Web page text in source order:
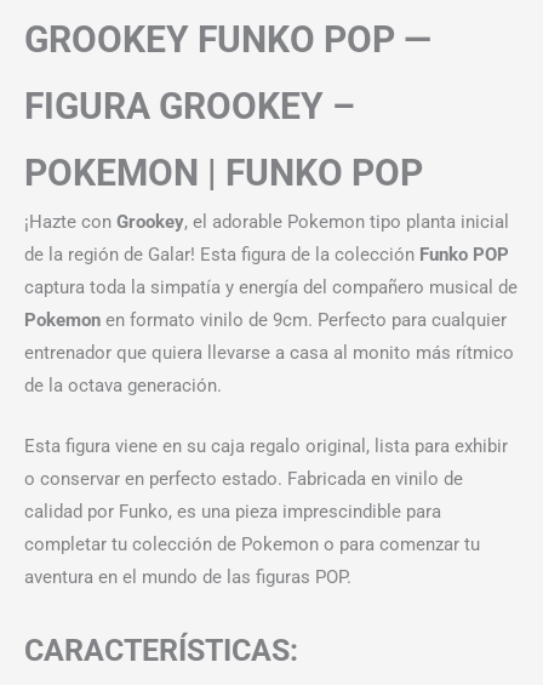
GROOKEY FUNKO POP —
FIGURA GROOKEY –
POKEMON | FUNKO POP
¡Hazte con Grookey, el adorable Pokemon tipo planta inicial
de la región de Galar! Esta figura de la colección Funko POP
captura toda la simpatía y energía del compañero musical de
Pokemon en formato vinilo de 9cm. Perfecto para cualquier
entrenador que quiera llevarse a casa al monito más rítmico
de la octava generación.
Esta figura viene en su caja regalo original, lista para exhibir
o conservar en perfecto estado. Fabricada en vinilo de
calidad por Funko, es una pieza imprescindible para
completar tu colección de Pokemon o para comenzar tu
aventura en el mundo de las figuras POP.
CARACTERÍSTICAS: